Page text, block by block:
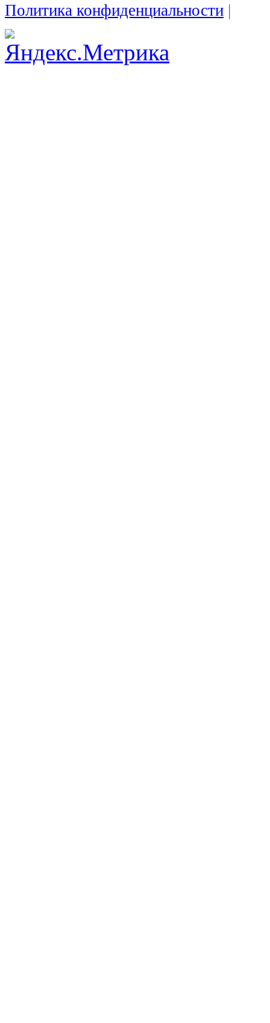
Политика конфиденциальности |